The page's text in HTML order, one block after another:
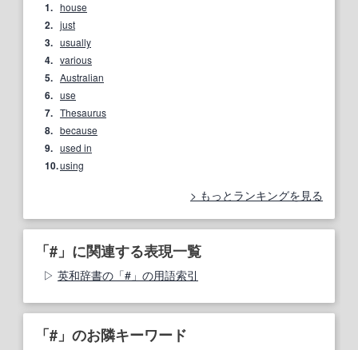
1. house
2. just
3. usually
4. various
5. Australian
6. use
7. Thesaurus
8. because
9. used in
10.using
もっとランキングを見る
「#」に関連する表現一覧
英和辞書の「#」の用語索引
「#」のお隣キーワード